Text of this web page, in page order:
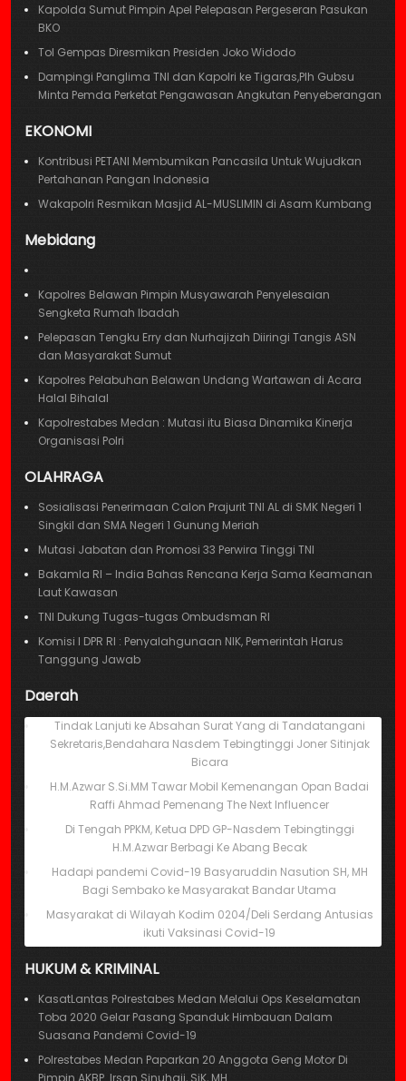
Kapolda Sumut Pimpin Apel Pelepasan Pergeseran Pasukan
BKO
Tol Gempas Diresmikan Presiden Joko Widodo
Dampingi Panglima TNI dan Kapolri ke Tigaras,Plh Gubsu
Minta Pemda Perketat Pengawasan Angkutan Penyeberangan
EKONOMI
Kontribusi PETANI Membumikan Pancasila Untuk Wujudkan
Pertahanan Pangan Indonesia
Wakapolri Resmikan Masjid AL-MUSLIMIN di Asam Kumbang
Mebidang
Kapolres Belawan Pimpin Musyawarah Penyelesaian
Sengketa Rumah Ibadah
Pelepasan Tengku Erry dan Nurhajizah Diiringi Tangis ASN
dan Masyarakat Sumut
Kapolres Pelabuhan Belawan Undang Wartawan di Acara
Halal Bihalal
Kapolrestabes Medan : Mutasi itu Biasa Dinamika Kinerja
Organisasi Polri
OLAHRAGA
Sosialisasi Penerimaan Calon Prajurit TNI AL di SMK Negeri 1
Singkil dan SMA Negeri 1 Gunung Meriah
Mutasi Jabatan dan Promosi 33 Perwira Tinggi TNI
Bakamla RI – India Bahas Rencana Kerja Sama Keamanan
Laut Kawasan
TNI Dukung Tugas-tugas Ombudsman RI
Komisi I DPR RI : Penyalahgunaan NIK, Pemerintah Harus
Tanggung Jawab
Daerah
Tindak Lanjuti ke Absahan Surat Yang di Tandatangani
Sekretaris,Bendahara Nasdem Tebingtinggi Joner Sitinjak
Bicara
H.M.Azwar S.Si.MM Tawar Mobil Kemenangan Opan Badai
Raffi Ahmad Pemenang The Next Influencer
Di Tengah PPKM, Ketua DPD GP-Nasdem Tebingtinggi
H.M.Azwar Berbagi Ke Abang Becak
Hadapi pandemi Covid-19 Basyaruddin Nasution SH, MH
Bagi Sembako ke Masyarakat Bandar Utama
Masyarakat di Wilayah Kodim 0204/Deli Serdang Antusias
ikuti Vaksinasi Covid-19
HUKUM & KRIMINAL
KasatLantas Polrestabes Medan Melalui Ops Keselamatan
Toba 2020 Gelar Pasang Spanduk Himbauan Dalam
Suasana Pandemi Covid-19
Polrestabes Medan Paparkan 20 Anggota Geng Motor Di
Pimpin AKBP. Irsan Sinuhaji, SiK, MH